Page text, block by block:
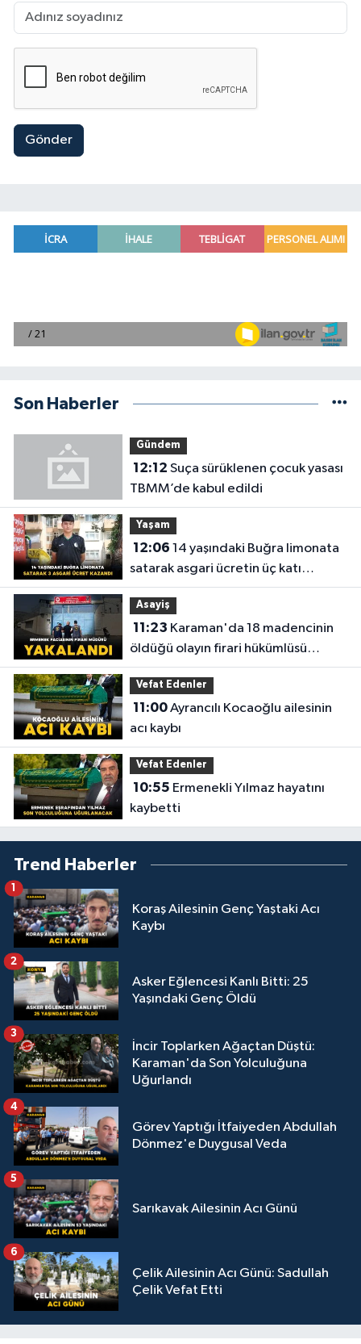
Gönder
Son Haberler
Gündem
12:12
TBMM’de kabul edildi
Yaşam
12:06
satarak asgari ücretin üç katı
kazandı
Asayiş
11:23
öldüğü olayın firari hükümlüsü
yakalandı
Vefat Edenler
11:00Ayrancılı Kocaoğlu ailesinin
acı kaybı
Vefat Edenler
10:55
kaybetti
Trend Haberler
Koraş Ailesinin Genç Yaştaki Acı
Kaybı
1
Asker Eğlencesi Kanlı Bitti: 25
Yaşındaki Genç Öldü
2
İncir Toplarken Ağaçtan Düştü:
Karaman'da Son Yolculuğuna
Uğurlandı
3
Görev Yaptığı İtfaiyeden Abdullah
Dönmez'e Duygusal Veda
4
Sarıkavak Ailesinin Acı Günü
5
Çelik Ailesinin Acı Günü: Sadullah
Çelik Vefat Etti
6